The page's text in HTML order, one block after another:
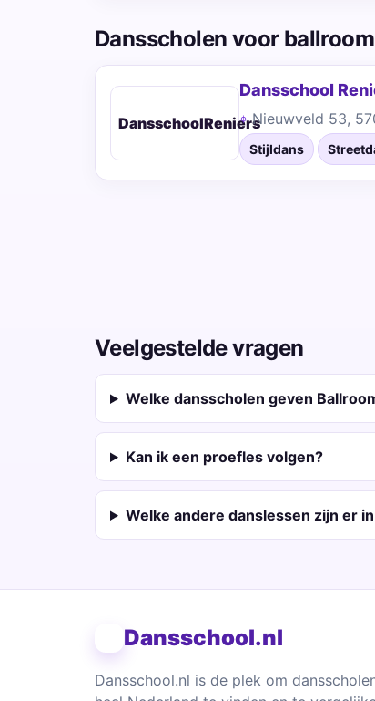
Dansscholen voor
DansschoolReniers
Dansschool
Nieuwveld 53,
Stijldans
Veelgestelde vragen
Welke dansscholen geven
Kan ik een proefles volgen?
Welke andere danslessen zijn er
Dansschool.nl
Dansschool.nl is de plek om